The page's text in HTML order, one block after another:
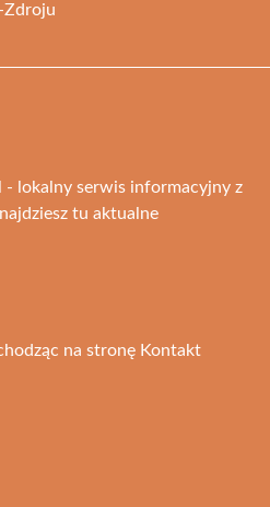
Zdroju
- lokalny serwis informacyjny z
tu aktualne
na stronę Kontakt